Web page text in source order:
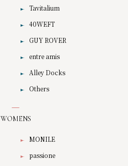
Tavitalium
40WEFT
GUY ROVER
entre amis
Alley Docks
Others
WOMENS
MONILE
passione